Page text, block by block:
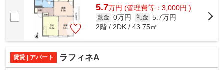
5.7万円 (管理費等：3,000円 )
敷金 0万円 礼金 5.7万円
2階 / 2DK / 43.75㎡
賃貸 | アパート ラフィネA